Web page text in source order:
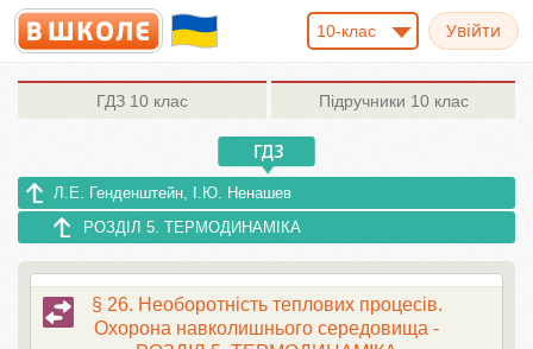
10-клас
ГДЗ 10 клас Підручники 10 клас
Л.Е. Генденштейн, І.Ю. Ненашев
РОЗДІЛ 5. ТЕРМОДИНАМІКА
§ 26. Необоротність теплових процесів.
Охорона навколишнього середовища -